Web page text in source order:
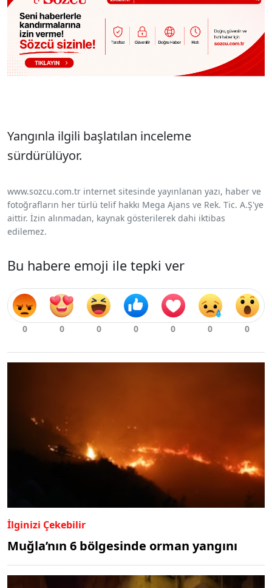
Yangınla ilgili başlatılan inceleme
sürdürülüyor.
www.sozcu.com.tr internet sitesinde yayınlanan yazı, haber ve
fotoğrafların her türlü telif hakkı Mega Ajans ve Rek. Tic. A.Ş'ye
aittir. İzin alınmadan, kaynak gösterilerek dahi iktibas
edilemez.
Bu habere emoji ile tepki ver
İlginizi Çekebilir
Muğla’nın 6 bölgesinde orman yangını